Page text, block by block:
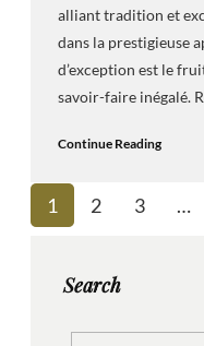
alliant tradition et
dans la prestigieuse
d’exception est le
savoir-faire inégalé.
Continue Reading
1 2 3 …
Search